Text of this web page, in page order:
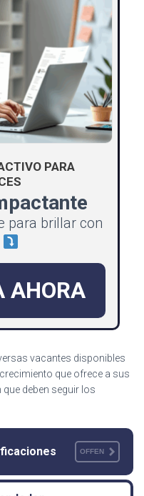
PARA
para brillar con
AHORA
vacantes disponibles
que ofrece a sus
deben seguir los
OFFEN